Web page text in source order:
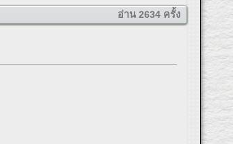
อ่าน 2634 ครั้ง